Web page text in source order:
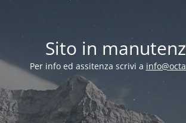
Sito in
Per info ed assitenza scrivi a